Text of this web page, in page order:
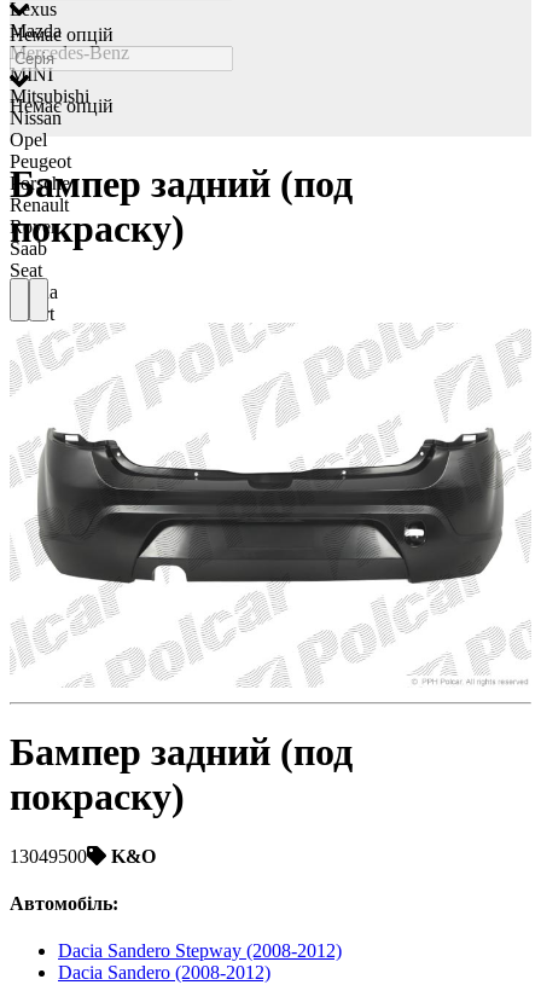
Lexus
Mazda
Mercedes-Benz
MINI
Mitsubishi
Nissan
Opel
Peugeot
Porsche
Renault
Rover
Saab
Seat
Skoda
Smart
Ssangyong
Subaru
Suzuki
Tesla
Toyota
Volvo
VW
ZAZ
Немає опцій
Немає опцій
Бампер задний (под
покраску)
Бампер задний (под
покраску)
13049500 K&O
Автомобіль:
Dacia Sandero Stepway (2008-2012)
Dacia Sandero (2008-2012)